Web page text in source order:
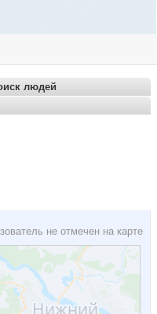
людей
не отмечен на карте